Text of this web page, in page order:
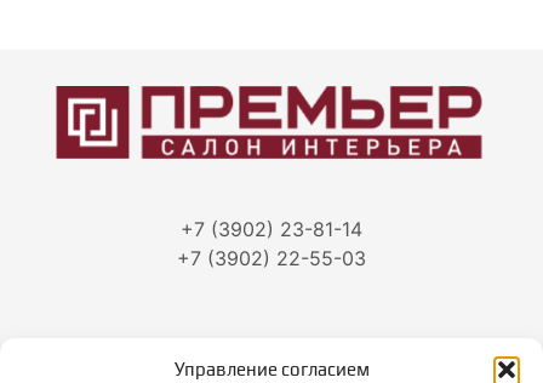
Управление согласием
+7 (3902) 23-81-14
+7 (3902) 22-55-03